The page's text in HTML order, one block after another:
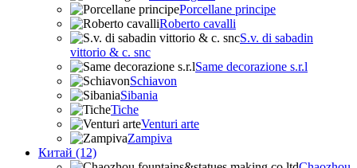
Porcellane principe
Roberto cavalli
S.v. di sabadin
vittorio & c. snc
Same decorazione s.r.l
Schiavon
Sibania
Tiche
Venturi arte
Zampiva
Китай (12)